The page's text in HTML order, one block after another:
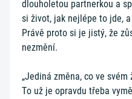
dlouholetou partnerkou a
si život, jak nejlépe to jde,
Právě proto si je jistý, že
nezmění.
„Jediná změna, co ve
To už je opravdu třeba